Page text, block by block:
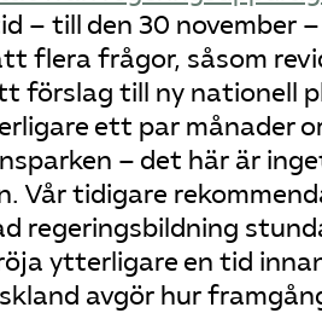
– till den 30 november
flera frågor, såsom
förslag till ny nationell
ett par månader
– det här är
Vår tidigare
regeringsbildning
ytterligare en tid
avgör hur